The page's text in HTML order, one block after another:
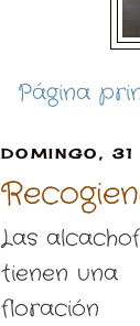
Página
DOMINGO,
Las
tienen una
floración